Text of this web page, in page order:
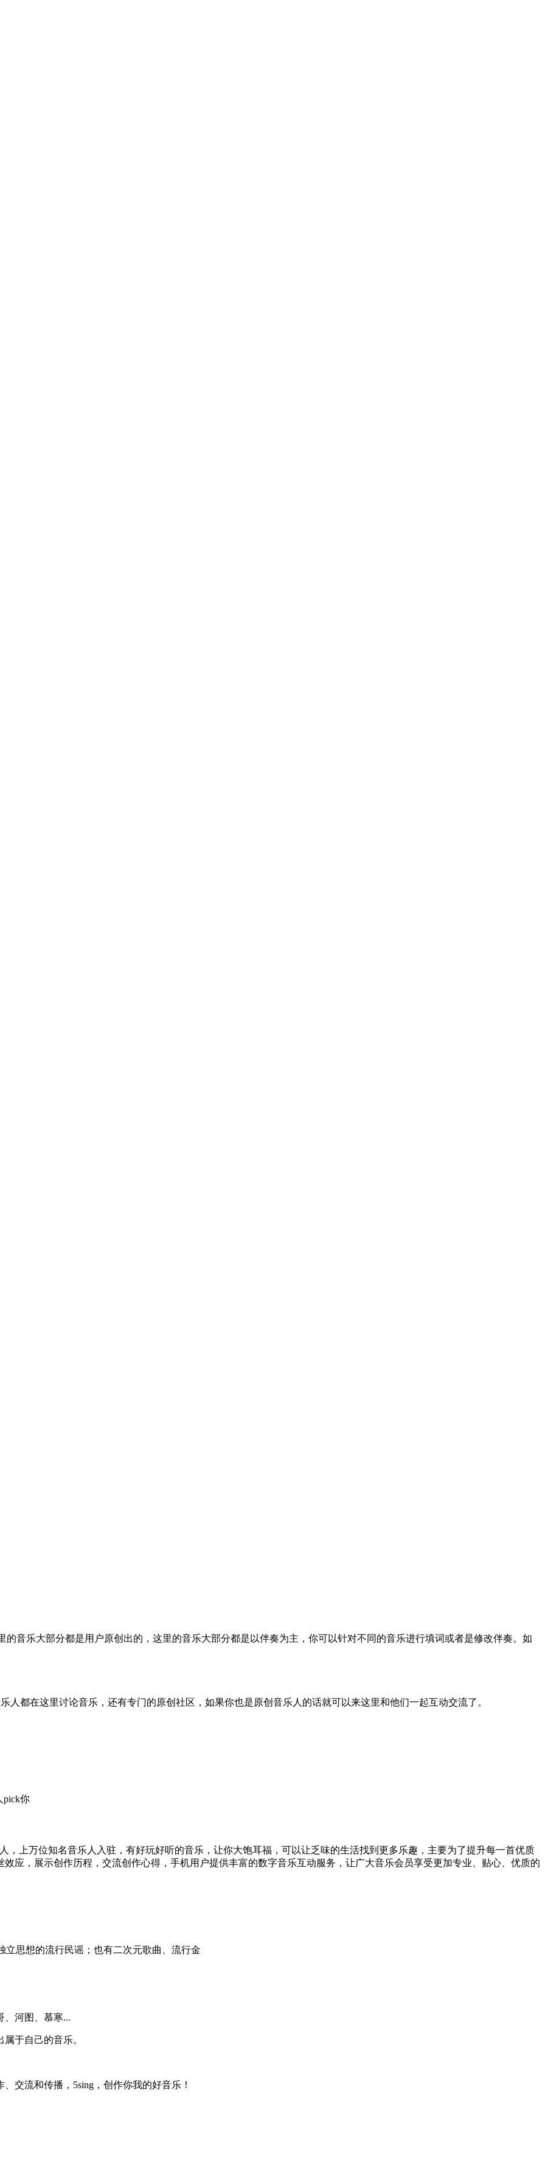
音乐大部分都是用户原创出的，这里的音乐大部分都是以伴奏为主，你可以针对不同的音乐进行填词或者是修改伴奏。如
人都在这里讨论音乐，还有专门的原创社区，如果你也是原创音乐人的话就可以来这里和他们一起互动交流了。
pick你
，上万位知名音乐人入驻，有好玩好听的音乐，让你大饱耳福，可以让乏味的生活找到更多乐趣，主要为了提升每一首优质
应，展示创作历程，交流创作心得，手机用户提供丰富的数字音乐互动服务，让广大音乐会员享受更加专业、贴心、优质的
立思想的流行民谣；也有二次元歌曲、流行金
河图、慕寒...
于自己的音乐。
交流和传播，5sing，创作你我的好音乐！